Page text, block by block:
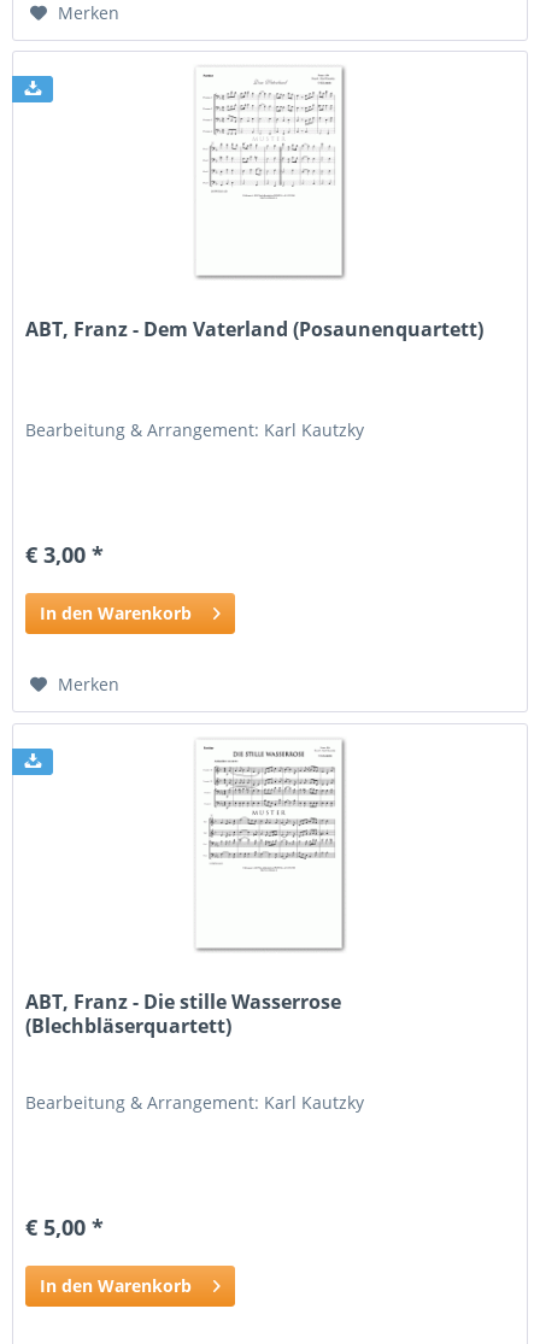
Merken
ABT, Franz - Dem Vaterland (Posaunenquartett)
Bearbeitung & Arrangement: Karl Kautzky
€ 3,00 *
In den Warenkorb
Merken
ABT, Franz - Die stille Wasserrose
(Blechbläserquartett)
Bearbeitung & Arrangement: Karl Kautzky
€ 5,00 *
In den Warenkorb